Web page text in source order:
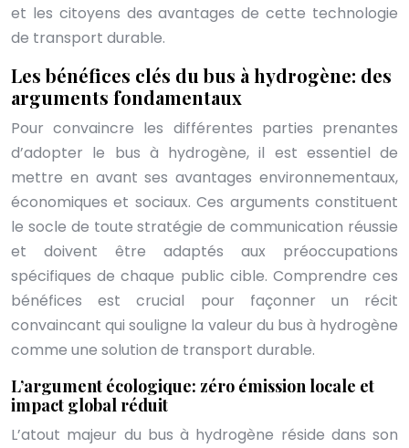
et les citoyens des avantages de cette technologie
de transport durable.
Les bénéfices clés du bus à hydrogène: des
arguments fondamentaux
Pour convaincre les différentes parties prenantes
d’adopter le bus à hydrogène, il est essentiel de
mettre en avant ses avantages environnementaux,
économiques et sociaux. Ces arguments constituent
le socle de toute stratégie de communication réussie
et doivent être adaptés aux préoccupations
spécifiques de chaque public cible. Comprendre ces
bénéfices est crucial pour façonner un récit
convaincant qui souligne la valeur du bus à hydrogène
comme une solution de transport durable.
L’argument écologique: zéro émission locale et
impact global réduit
L’atout majeur du bus à hydrogène réside dans son